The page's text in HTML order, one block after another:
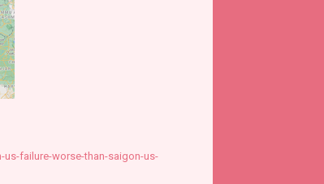
failure-worse-than-saigon-us-